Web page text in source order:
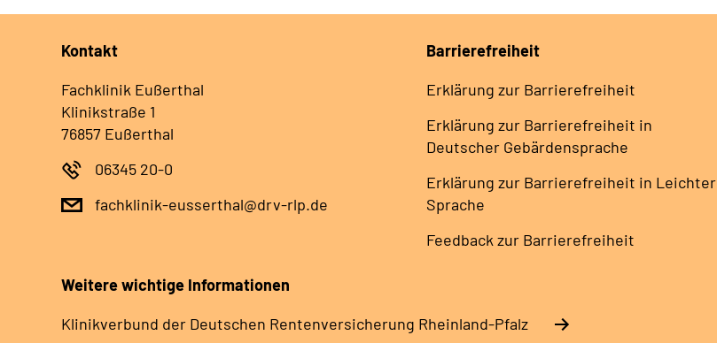
Kontakt
Fachklinik Eußerthal
Klinikstraße 1
76857 Eußerthal
06345 20-0
fachklinik-eusserthal@drv-rlp.de
Barrierefreiheit
Erklärung zur Barrierefreiheit
Erklärung zur Barrierefreiheit in
Deutscher Gebärdensprache
Erklärung zur Barrierefreiheit in Leichter
Sprache
Feedback zur Barrierefreiheit
Weitere wichtige Informationen
Klinikverbund der Deutschen Rentenversicherung Rheinland-Pfalz